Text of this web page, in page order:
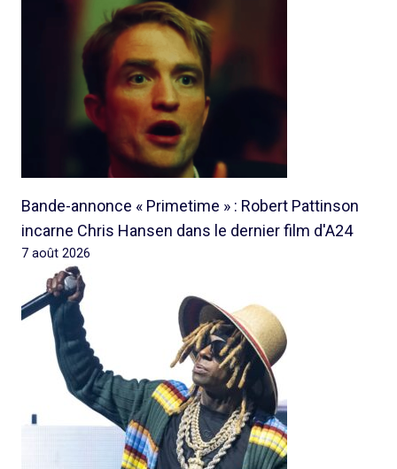
Bande-annonce « Primetime » : Robert Pattinson
incarne Chris Hansen dans le dernier film d'A24
7 août 2026